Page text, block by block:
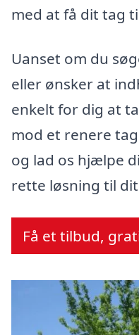
med at få dit tag
Uanset om du
eller ønsker at
enkelt for dig at
mod et renere
og lad os hjælpe
rette løsning til
Få et tilbud,